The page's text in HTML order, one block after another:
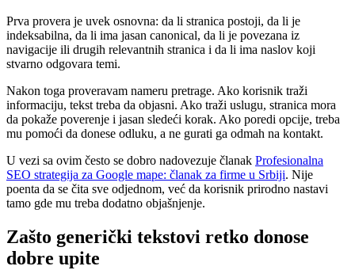
Prva provera je uvek osnovna: da li stranica postoji, da li je
indeksabilna, da li ima jasan canonical, da li je povezana iz
navigacije ili drugih relevantnih stranica i da li ima naslov koji
stvarno odgovara temi.
Nakon toga proveravam nameru pretrage. Ako korisnik traži
informaciju, tekst treba da objasni. Ako traži uslugu, stranica mora
da pokaže poverenje i jasan sledeći korak. Ako poredi opcije, treba
mu pomoći da donese odluku, a ne gurati ga odmah na kontakt.
U vezi sa ovim često se dobro nadovezuje članak Profesionalna
SEO strategija za Google mape: članak za firme u Srbiji. Nije
poenta da se čita sve odjednom, već da korisnik prirodno nastavi
tamo gde mu treba dodatno objašnjenje.
Zašto generički tekstovi retko donose
dobre upite